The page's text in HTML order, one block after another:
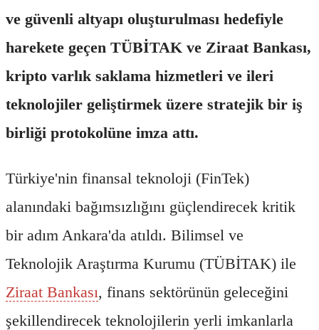
ve güvenli altyapı oluşturulması hedefiyle
harekete geçen TÜBİTAK ve Ziraat Bankası,
kripto varlık saklama hizmetleri ve ileri
teknolojiler geliştirmek üzere stratejik bir iş
birliği protokolüne imza attı.
Türkiye'nin finansal teknoloji (FinTek)
alanındaki bağımsızlığını güçlendirecek kritik
bir adım Ankara'da atıldı. Bilimsel ve
Teknolojik Araştırma Kurumu (TÜBİTAK) ile
Ziraat Bankası, finans sektörünün geleceğini
şekillendirecek teknolojilerin yerli imkanlarla